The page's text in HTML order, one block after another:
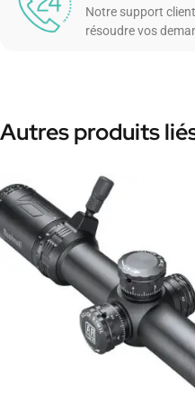
Notre support
résoudre vos
Autres produits